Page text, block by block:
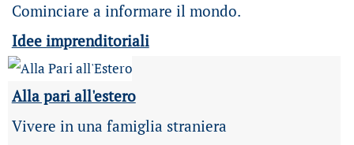
Cominciare a informare il mondo.
Idee imprenditoriali
Alla pari all'estero
Vivere in una famiglia straniera